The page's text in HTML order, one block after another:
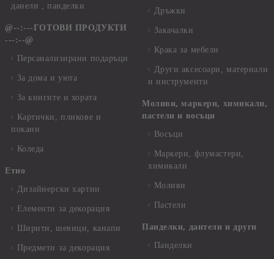
данели , панделки
@--:---ГОТОВИ ПРОДУКТИ
---:--@
Персанализирани подаръци
За дома и уюта
За книгите и хората
Картички, пликове и
покани
Коледа
Етно
Дизайнерски хартии
Елементи за декорация
Ширити, шевици, канапи
Предмети за декорация
Дръжки
Закачалки
Крака за мебели
Други аксесоари, материали
и инструменти
Моливи, маркери, химикали,
пастели и восъци
Восъци
Маркери, флумастери,
химикали
Моливи
Пастели
Панделки, дантели и други
Панделки